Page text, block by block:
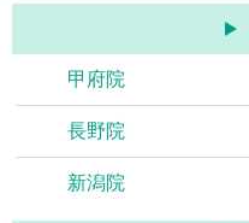
甲府院
長野院
新潟院